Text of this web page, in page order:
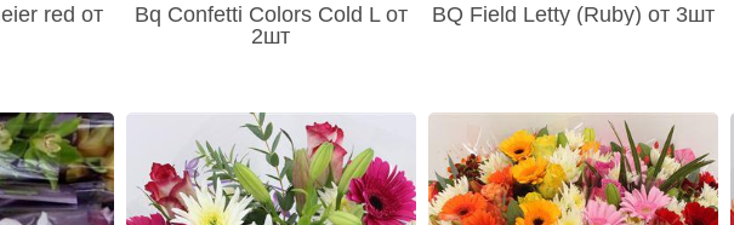
red от
Bq Confetti Colors Cold L от
2шт
BQ Field Letty (Ruby) от 3шт